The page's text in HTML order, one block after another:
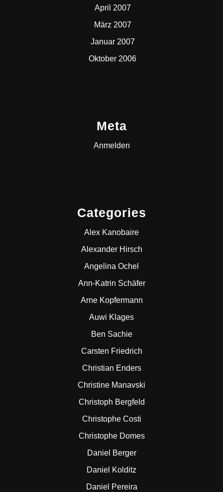
April 2007
März 2007
Januar 2007
Oktober 2006
Meta
Anmelden
Categories
Alex Kanobaire
Alexander Hirsch
Angelina Ochel
Ann-Katrin Schäfer
Arne Kopfermann
Auwi Klages
Ben Sachie
Carsten Friedrich
Christian Enders
Christine Manavski
Christoph Bergfeld
Christophe Costi
Christophe Domes
Daniel Berger
Daniel Kolditz
Daniel Pereira